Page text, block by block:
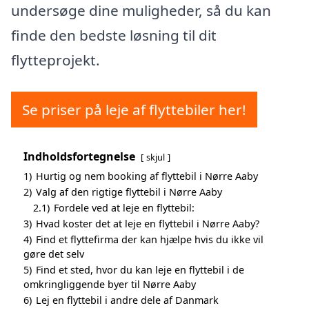
undersøge dine muligheder, så du kan
finde den bedste løsning til dit
flytteprojekt.
Se priser på leje af flyttebiler her!
Indholdsfortegnelse skjul
1) Hurtig og nem booking af flyttebil i Nørre Aaby
2) Valg af den rigtige flyttebil i Nørre Aaby
2.1) Fordele ved at leje en flyttebil:
3) Hvad koster det at leje en flyttebil i Nørre Aaby?
4) Find et flyttefirma der kan hjælpe hvis du ikke vil
gøre det selv
5) Find et sted, hvor du kan leje en flyttebil i de
omkringliggende byer til Nørre Aaby
6) Lej en flyttebil i andre dele af Danmark